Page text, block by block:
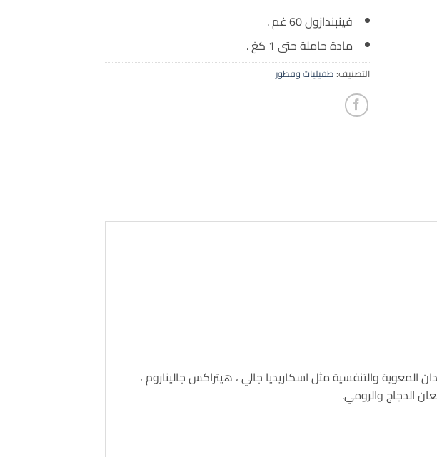
فينبندازول 60 غم .
مادة حاملة حتى 1 كغ .
التصنيف:طفيليات وفطور
المعوية والتنفسية مثل اسكاريديا جالي ، هيتراكس جاليناروم ،
الدجاج والرومي.